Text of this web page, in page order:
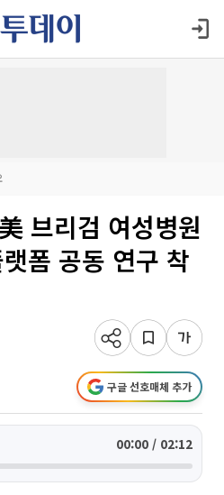
브리검 여성병원
폼 공동 연구 착
구글 선호매체 추가
00:00 / 02:12